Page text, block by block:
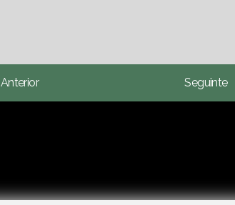
Anterior Seguinte